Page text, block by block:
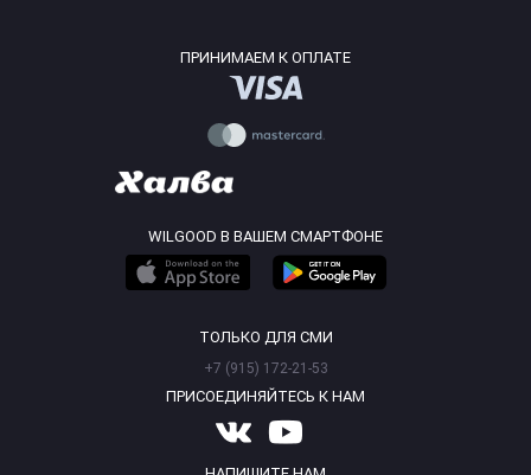
ПРИНИМАЕМ К ОПЛАТЕ
WILGOOD В ВАШЕМ СМАРТФОНЕ
ТОЛЬКО ДЛЯ СМИ
+7 (915) 172-21-53
ПРИСОЕДИНЯЙТЕСЬ К НАМ